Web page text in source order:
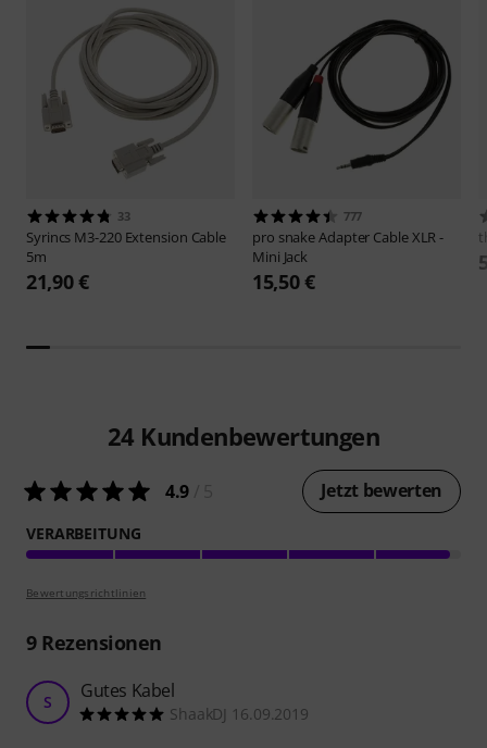
33
Syrincs M3-220 Extension Cable
5m
21,90 €
777
pro snakeAdapter Cable XLR -
Mini Jack
15,50 €
24 Kundenbewertungen
4.9 Jetzt bewerten
VERARBEITUNG
Bewertungsrichtlinien
9Rezensionen
S Gutes Kabel
ShaakDJ 16.09.2019